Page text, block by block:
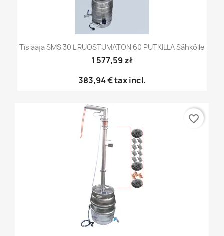
Tislaaja SMS 30 L RUOSTUMATON 60 PUTKILLA Sähkölle
1 577,59 zł
383,94 €tax incl.
favorite_border